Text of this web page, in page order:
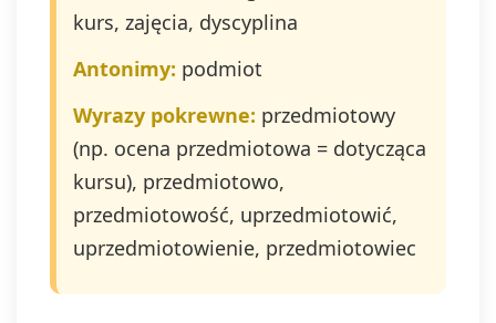
kurs, zajęcia, dyscyplina
Antonimy: podmiot
Wyrazy pokrewne: przedmiotowy
(np. ocena przedmiotowa = dotycząca
kursu), przedmiotowo,
przedmiotowość, uprzedmiotowić,
uprzedmiotowienie, przedmiotowiec